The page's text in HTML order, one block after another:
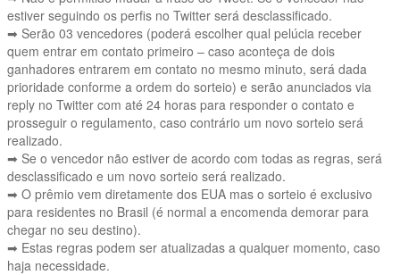
estiver seguindo os perfis no Twitter será desclassificado.
➡ Serão 03 vencedores (poderá escolher qual pelúcia receber
quem entrar em contato primeiro – caso aconteça de dois
ganhadores entrarem em contato no mesmo minuto, será dada
prioridade conforme a ordem do sorteio) e serão anunciados via
reply no Twitter com até 24 horas para responder o contato e
prosseguir o regulamento, caso contrário um novo sorteio será
realizado.
➡ Se o vencedor não estiver de acordo com todas as regras, será
desclassificado e um novo sorteio será realizado.
➡ O prêmio vem diretamente dos EUA mas o sorteio é exclusivo
para residentes no Brasil (é normal a encomenda demorar para
chegar no seu destino).
➡ Estas regras podem ser atualizadas a qualquer momento, caso
haja necessidade.